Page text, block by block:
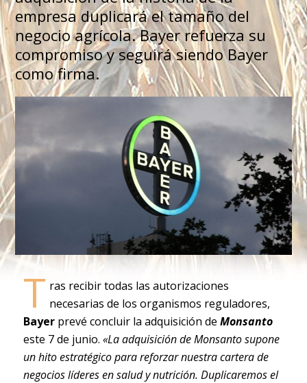
empresa duplicará el tamaño del
negocio agrícola. Bayer refuerza su
compromiso y seguirá siendo Bayer
como firma.
T ras recibir todas las autorizaciones
necesarias de los organismos reguladores,
Bayerprevé concluir la adquisición de Monsanto
este 7 de junio. «La adquisición de Monsanto supone
un hito estratégico para reforzar nuestra cartera de
negocios líderes en salud y nutrición. Duplicaremos el